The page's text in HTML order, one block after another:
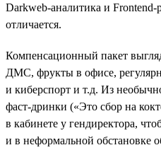
Darkweb-аналитика и Frontend-
отличается.
Компенсационный пакет
ДМС, фрукты в офисе,
и киберспорт и т.д. Из
фаст-дринки («Это сбор на
в кабинете у гендиректора,
и в неформальной обстановке